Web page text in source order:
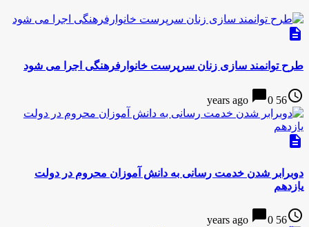
description
طرح توانمند سازی زنان سرپرست خانوارفرهنگی اجرا می شود
access_time
56 years ago
chat_bubble0
description
دوبرابر شدن خدمت رسانی به دانش آموزان محروم در دولت
یازدهم
access_time
56 years ago
chat_bubble0